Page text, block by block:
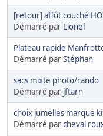
[retour] affût couché
Démarré par Lionel
Plateau rapide
Démarré parStéphan
sacs mixte photo/rando
Démarré par jftarn
choix jumelles marque
Démarré parcheval